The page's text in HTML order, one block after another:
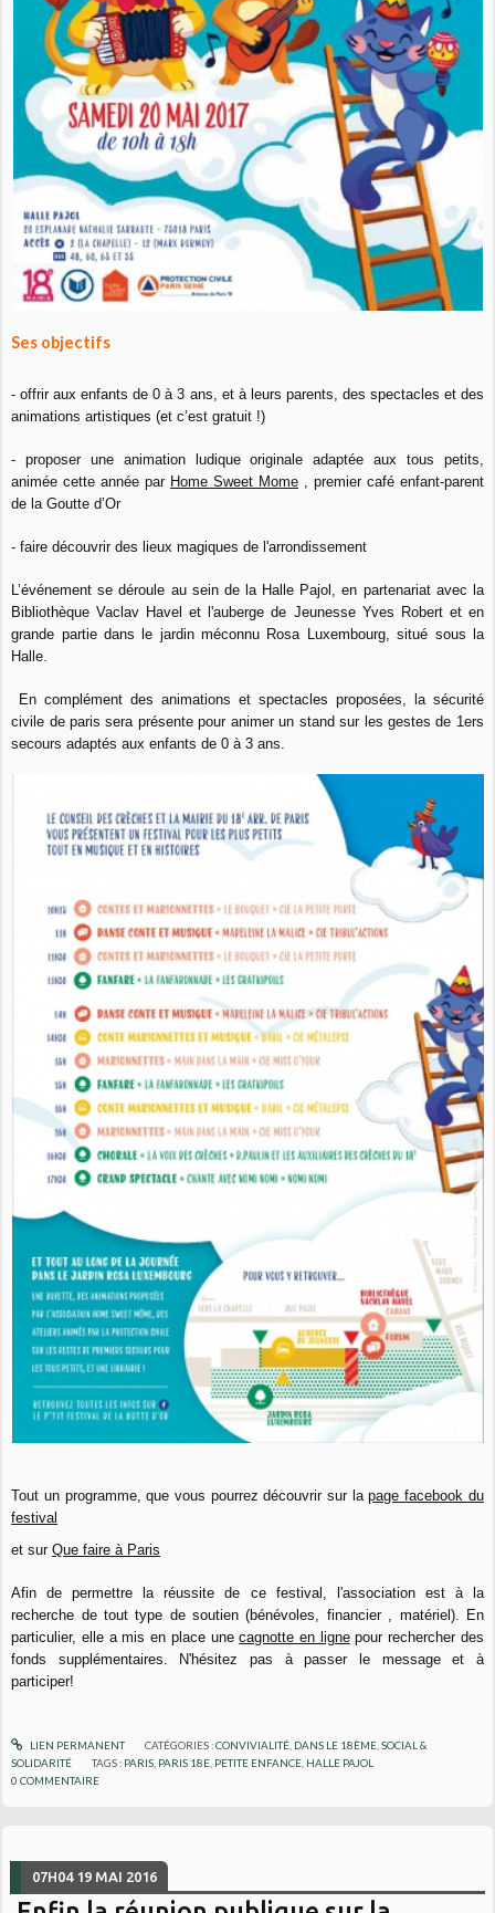
Ses objectifs
- offrir aux enfants de 0 à 3 ans, et à leurs parents, des spectacles et des
animations artistiques (et c’est gratuit !)
- proposer une animation ludique originale adaptée aux tous petits,
animée cette année par Home Sweet Mome, premier café enfant-parent
de la Goutte d’Or
- faire découvrir des lieux magiques de l'arrondissement
L’événement se déroule au sein de la Halle Pajol, en partenariat avec la
Bibliothèque Vaclav Havel et l'auberge de Jeunesse Yves Robert et en
grande partie dans le jardin méconnu Rosa Luxembourg, situé sous la
Halle.
En complément des animations et spectacles proposées, la sécurité
civile de paris sera présente pour animer un stand sur les gestes de 1ers
secours adaptés aux enfants de 0 à 3 ans.
Tout un programme, que vous pourrez découvrir sur lapage facebook du
festival
et surQue faire à Paris
Afin de permettre la réussite de ce festival, l'association est à la
recherche de tout type de soutien (bénévoles, financier , matériel). En
particulier, elle a mis en place unecagnotte en lignepour rechercher des
fonds supplémentaires. N'hésitez pas à passer le message et à
participer!
LIEN PERMANENT CATÉGORIES :CONVIVIALITÉ, DANS LE 18ÈME, SOCIAL &
SOLIDARITÉ
TAGS : PARIS PARIS 18E PETITE ENFANCE HALLE PAJOL
0 COMMENTAIRE
07H04 19 MAI 2016